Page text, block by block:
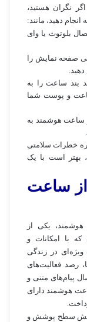
نگران هستید،
دهید، مانند:
بلوتوث یا وای
صفحه نمایش را
بند ساعت را به
و پوست شما
ساعت هوشمند به
خطرات سلامتی
بهتر است با یک
از ساعت
یکی از
با امکانات و
ویژه‌ای در زندگی
رصد فعالیت‌های
پیام‌های متنی و
هوشمند دارای
سطح پوشش و